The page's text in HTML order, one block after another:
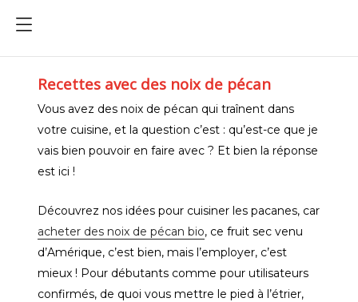
Recettes avec des noix de pécan
Vous avez des noix de pécan qui traînent dans
votre cuisine, et la question c’est : qu’est-ce que je
vais bien pouvoir en faire avec ? Et bien la réponse
est ici !
Découvrez nos idées pour cuisiner les pacanes, car
acheter des noix de pécan bio, ce fruit sec venu
d’Amérique, c’est bien, mais l’employer, c’est
mieux ! Pour débutants comme pour utilisateurs
confirmés, de quoi vous mettre le pied à l’étrier,